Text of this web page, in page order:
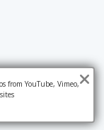
from YouTube, Vimeo,